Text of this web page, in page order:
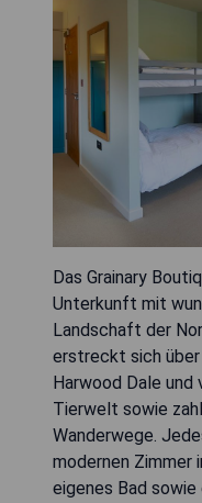
Das Grainary
Unterkunft mit
Landschaft der
erstreckt sich
Harwood Dale
Tierwelt sowie
Wanderwege.
modernen Zimmer
eigenes Bad